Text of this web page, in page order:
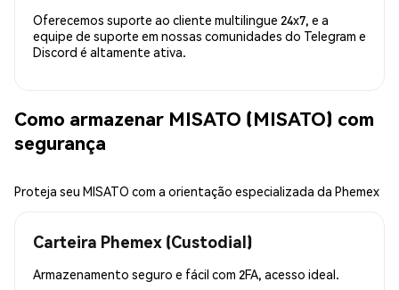
Oferecemos suporte ao cliente multilingue 24x7, e a
equipe de suporte em nossas comunidades do Telegram e
Discord é altamente ativa.
Como armazenar MISATO (MISATO) com
segurança
Proteja seu MISATO com a orientação especializada da Phemex
Carteira Phemex (Custodial)
Armazenamento seguro e fácil com 2FA, acesso ideal.